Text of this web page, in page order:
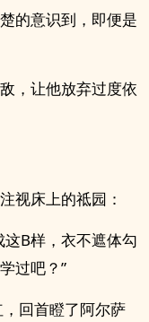
的意识到，即便是
，让他放弃过度依
视床上的祗园：
B样，衣不遮体勾
过吧？”
回首瞪了阿尔萨